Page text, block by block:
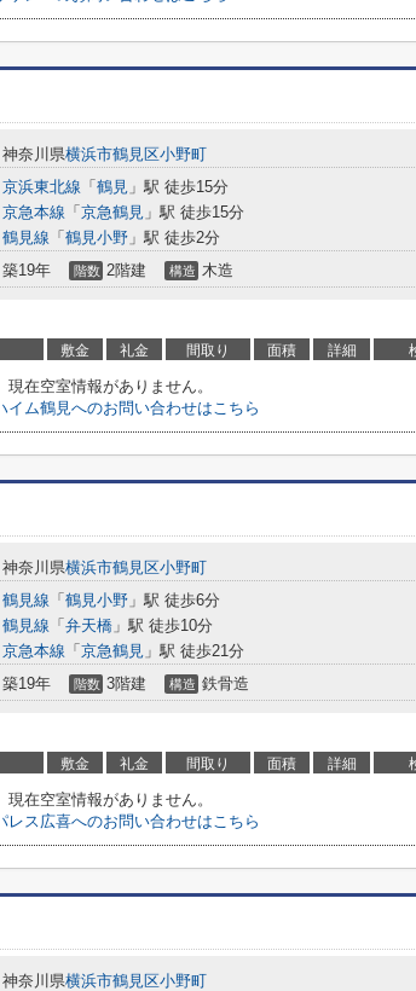
神奈川県横浜市鶴見区小野町
京浜東北線 「 鶴見 」駅 徒歩15分
京急本線 「 京急鶴見 」駅 徒歩15分
鶴見線 「 鶴見小野 」駅 徒歩2分
築19年 階数 2階建 構造 木造
敷金 礼金 間取り 面積 詳細
現在空室情報がありません。
イム鶴見へのお問い合わせはこちら
神奈川県横浜市鶴見区小野町
鶴見線 「 鶴見小野 」駅 徒歩6分
鶴見線 「 弁天橋 」駅 徒歩10分
京急本線 「 京急鶴見 」駅 徒歩21分
築19年 階数 3階建 構造 鉄骨造
敷金 礼金 間取り 面積 詳細
現在空室情報がありません。
レス広喜へのお問い合わせはこちら
神奈川県横浜市鶴見区小野町